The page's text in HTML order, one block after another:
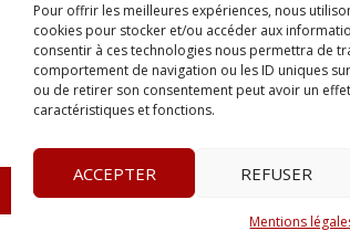
Pour offrir les meilleures expériences, nous
cookies pour stocker et/ou accéder aux
consentir à ces technologies nous permettra de
comportement de navigation ou les ID uniques
ou de retirer son consentement peut avoir un
caractéristiques et fonctions.
ACCEPTER REFUSER
Mentions
L’apostille